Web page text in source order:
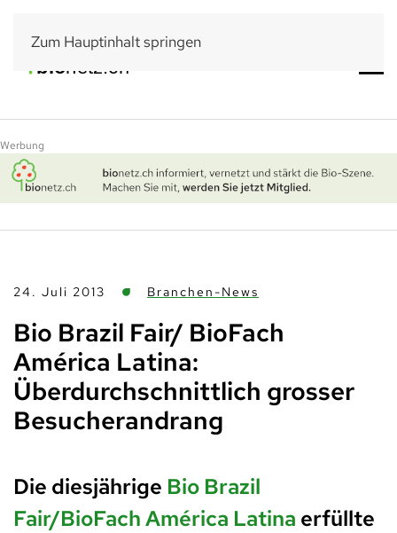
Zum Hauptinhalt springen
Werbung
24. Juli 2013 Branchen-News
Bio Brazil Fair/ BioFach
América Latina:
Überdurchschnittlich grosser
Besucherandrang
Die diesjährige Bio Brazil
Fair/BioFach América Latina erfüllte